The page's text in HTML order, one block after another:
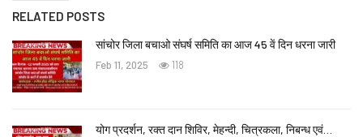
RELATED POSTS
सांचोर जिला बचाओ संघर्ष समिति का आज 45 वें दिन धरना जारी
Feb 11, 2025 118
योग प्रदर्शन, रक्त दान शिविर, मेहन्दी, चित्रकला, निबन्ध एवं…